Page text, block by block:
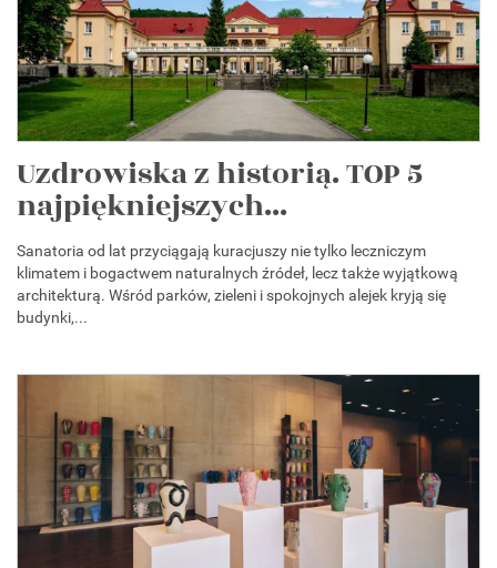
Uzdrowiska z historią. TOP 5
najpiękniejszych...
Sanatoria od lat przyciągają kuracjuszy nie tylko leczniczym
klimatem i bogactwem naturalnych źródeł, lecz także wyjątkową
architekturą. Wśród parków, zieleni i spokojnych alejek kryją się
budynki,...